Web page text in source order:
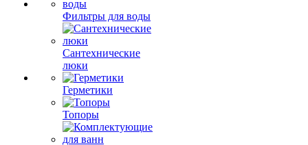
Фильтры для воды
Сантехнические
люки
Герметики
Топоры